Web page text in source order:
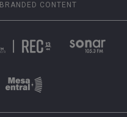
BRANDED CONTENT